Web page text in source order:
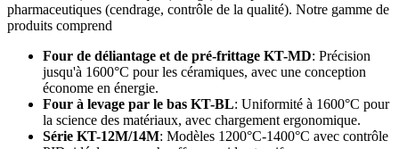
pharmaceutiques (cendrage, contrôle de la qualité). Notre gamme de
produits comprend
Four de déliantage et de pré-frittage KT-MD: Précision
jusqu'à 1600°C pour les céramiques, avec une conception
économe en énergie.
Four à levage par le bas KT-BL: Uniformité à 1600°C pour
la science des matériaux, avec chargement ergonomique.
Série KT-12M/14M: Modèles 1200°C-1400°C avec contrôle